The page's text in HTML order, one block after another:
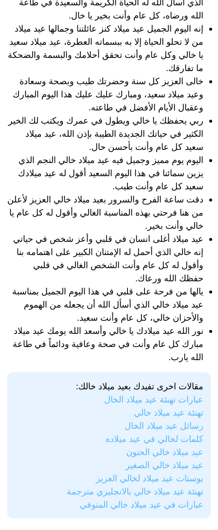
الذي أسأل الله له الحياة الكريمة والسعيدة في طاعة
الله ورضاه، كل عام وأنت بخير يا خال.
إنه اليوم الجميل عيد ميلاد كنز عائلتنا وجمالها عيد ميلاد
من لا تحلو الحياة إلا به ببسماته العطرة، عيد ميلاد سعيد
يا خالي وكل عام وأنت تحقق أحلامك والبسمة والضحكة
ما تفارقك.
خالى العزيز كل سنة وحضرتك طيب وبصحة وسعادة
وعيد ميلاد سعيد، ومبارك عليك عليك هذا اليوم المبارك
وعقبال الأيام الأفضل في طاعته.
ربي يحفظك يا خالي ويطول في عمرك ويكتب لك الخير
الكثير في حياتك الجديدة الطيبة بإذن الله، عيد ميلاد
سعيد كل عام وأنت بأحسن حال.
اليوم يوم مميز وجميل فيه عيد ميلاد خالي النجم الذي
يزين سمائنا في هذا اليوم السعيد أقول له عيد ميلادك
سعيد كل عام وأنت طيب.
دقت ساعة الفرح والسرور بعيد ميلاد خالي العزيز لأعلن
من هنا فرحتي بهذه المناسبة الغالي وأقول له كل عام يا
خالي وأنت بخير.
عيد ميلاد أغلى انسان في قلبي وأعز شخص في حياتي
إنه خالي الذي أحمل له الإمتنان الكبير على اهتمامه بنا
وأقول له كل عام وأنت الشخص الغالي في قلبي
حفظك الله ورعاك.
يالها من فرحة على قلبي في هذا اليوم الجميل بمناسبة
عيد ميلاد خالي الذي أسأل الله أن يجعله من الهموم
والأحزان خالي، كل عام وأنت سعيد.
نور الله عيد ميلادك يا خالي وأسعد الله يومك عيد ميلاد
مبارك كل عام وأنت في صحة وعافية ودائماً في طاعة
الله يارب.
مقالات اخرى تفيدك بعيد ميلاد خالك:
عبارات تهنئة عيد ميلاد الخال
تهنئة عيد ميلاد خالي
رسائل عيد ميلاد الخال
كلمات لخالي في عيد ميلاده
عيد ميلاد خالي الحنون
عيد ميلاد خالي الصغير
بوستات عيد ميلاد لخالي العزيز
تهنئة عيد ميلاد خالي بالانجليزي مترجمة
عبارات في عيد ميلاد خالي المتوفي